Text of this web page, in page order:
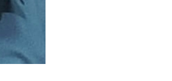
& Smt. Subhashini